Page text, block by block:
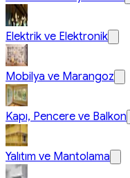
Elektrik ve Elektronik
Mobilya ve Marangoz
Kapı, Pencere ve Balkon
Yalıtım ve Mantolama